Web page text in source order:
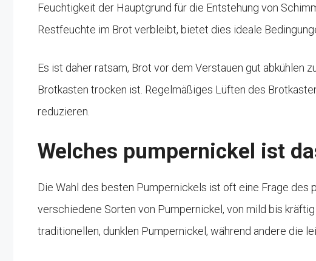
Feuchtigkeit der Hauptgrund für die Entstehung von
Restfeuchte im Brot verbleibt, bietet dies ideale
Es ist daher ratsam, Brot vor dem Verstauen gut abkühlen
Brotkasten trocken ist. Regelmäßiges Lüften des
reduzieren.
Welches pumpernickel ist
Die Wahl des besten Pumpernickels ist oft eine Frage des
verschiedene Sorten von Pumpernickel, von mild bis
traditionellen, dunklen Pumpernickel, während andere die